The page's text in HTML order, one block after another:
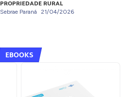
PROPRIEDADE RURAL
Sebrae Paraná 21/04/2026
EBOOKS